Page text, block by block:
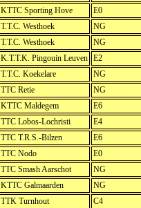
KTTC Sporting Hove
E0
T.T.C. Westhoek
NG
T.T.C. Westhoek
NG
K.T.T.K. Pingouin Leuven E2
T.T.C. Koekelare
NG
TTC Retie
NG
KTTC Maldegem
E6
TTC Lobos-Lochristi
E4
TTC T.R.S.-Bilzen
E6
TTC Nodo
E0
TTC Smash Aarschot NG
KTTC Galmaarden NG
TTK Turnhout
C4